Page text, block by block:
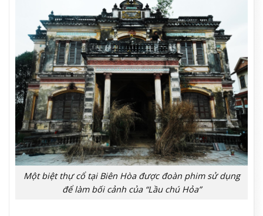
Một biệt thự cổ tại Biên Hòa được đoàn phim sử dụng
để làm bối cảnh của “Lầu chú Hỏa”